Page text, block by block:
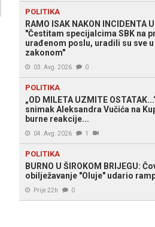
POLITIKA
RAMO ISAK NAKON INCIDENTA
"Čestitam specijalcima SBK na
urađenom poslu, uradili su sve
zakonom"
03. Avg. 2026 0
POLITIKA
„OD MILETA UZMITE
snimak Aleksandra Vučića na
burne reakcije...
04. Avg. 2026 1
POLITIKA
BURNO U ŠIROKOM BRIJEGU:
obilježavanje "Oluje" udario
Prije 22h 0